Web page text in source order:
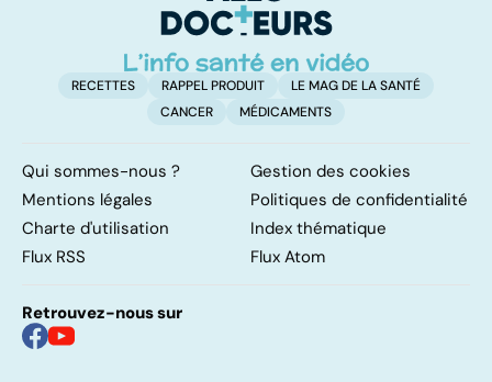
RECETTES RAPPEL PRODUIT
LE MAG DE LA SANTÉ
CANCER
MÉDICAMENTS
Qui sommes-nous ?
Gestion des cookies
Mentions légales
Politiques de confidentialité
Charte d'utilisation
Index thématique
Flux RSS
Flux Atom
Retrouvez-nous sur